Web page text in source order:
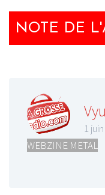
NOTE DE
1
WEBZINE METAL